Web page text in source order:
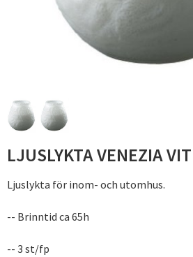
LJUSLYKTA VENEZIA
Ljuslykta för inom- och utomhus.
-- Brinntid ca 65h
-- 3 st/fp